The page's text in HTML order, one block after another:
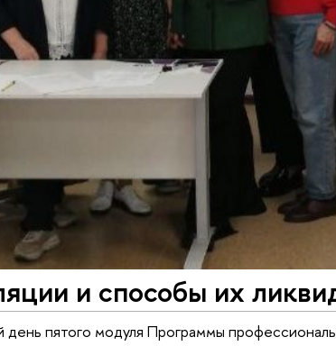
и способы их
день пятого модуля Программы